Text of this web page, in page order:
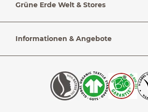
Grüne Erde Welt & Stores
Informationen & Angebote